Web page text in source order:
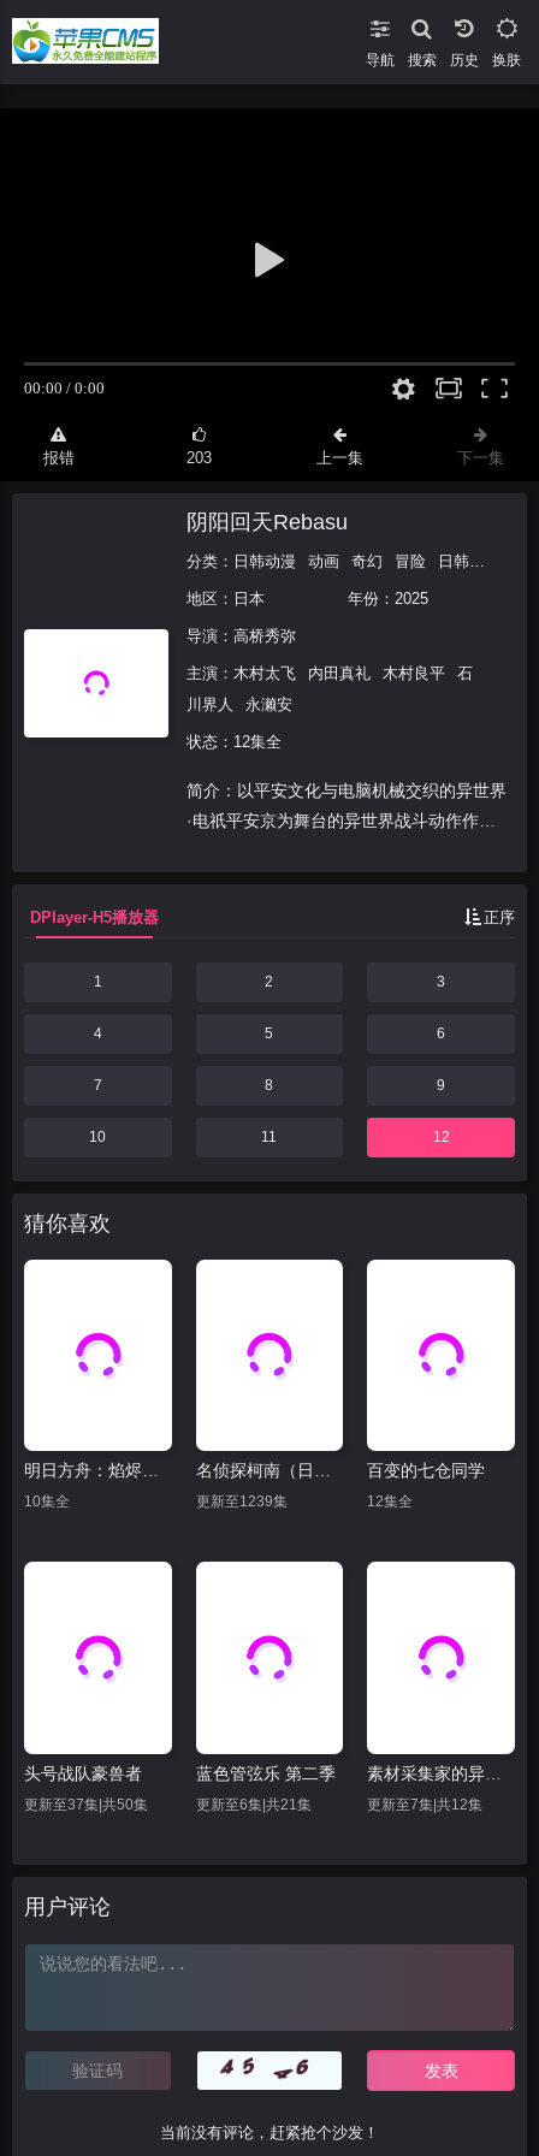
导航 搜索 换肤
报错 203 上一集 下一集
阴阳回天Rebasu
分类： 日韩动漫 动画 奇幻 冒险 日韩动漫
地区： 日本 年份： 2025
导演： 高桥秀弥
主演： 木村太飞 内田真礼 木村良平
石
川界人
永濑安
状态：12集全
简介：以平安文化与电脑机械交织的异世界
·电祇平安京为舞台的异世界战斗动作作
高中生·业平猛，在遇到多次出现在梦中的
神秘少女·月宫后，却被名为怨人的怪物夺
DPlayer-H5播放器 正序
1 2 3
4 5 6
7 8 9
10 11 12
猜你喜欢
明日方舟：焰烬曙明
10集全
名侦探柯南（日语）
更新至1239集
百变的七仓同学
12集全
头号战队豪兽者
更新至37集|共50集
蓝色管弦乐 第二季
更新至6集|共21集 更新至7集|共12集
用户评论
当前没有评论，赶紧抢个沙发！